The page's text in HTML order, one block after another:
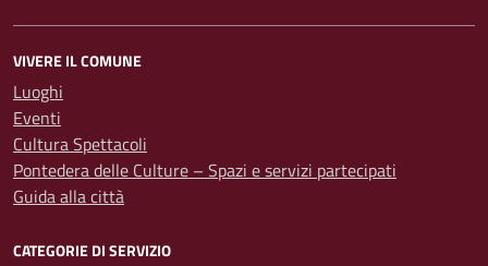
VIVERE IL COMUNE
Luoghi
Eventi
Cultura Spettacoli
Pontedera delle Culture – Spazi e servizi partecipati
Guida alla città
CATEGORIE DI SERVIZIO